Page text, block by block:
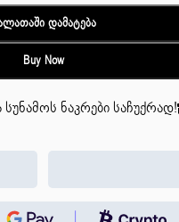
Დამატება
Buy Now
ნაკრები საჩუქრად!